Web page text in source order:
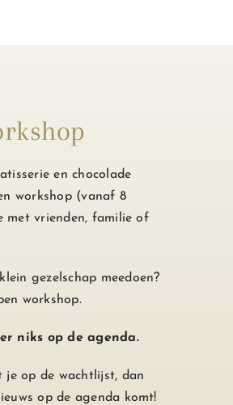
en chocolade
workshop (vanaf 8
met vrienden, familie of
gezelschap meedoen?
workshop.
niks op de agenda.
je op de wachtlijst, dan
op de agenda komt!